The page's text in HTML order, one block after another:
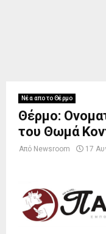
Νέα απο το Θέρμο
Θέρμο:
του Θωμά
Από Newsroom 17